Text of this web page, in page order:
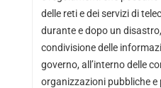
delle reti e dei servizi di
durante e dopo un
condivisione delle
governo, all’interno delle
organizzazioni pubbliche e